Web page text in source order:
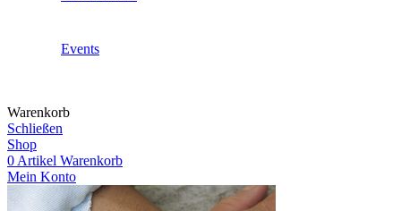
Events
Warenkorb
Schließen
Shop
0 Artikel Warenkorb
Mein Konto